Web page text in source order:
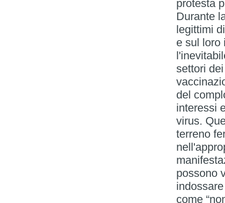
protesta
Durante
legittimi
e sul loro
settori
del
interessi
virus.
terreno
possono
come